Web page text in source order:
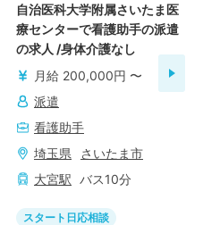
自治医科大学附属さいたま医
療センターで看護助手の派遣
の求人 /身体介護なし
月給 200,000円 〜
派遣
看護助手
埼玉県
さいたま市
大宮駅 バス10分
スタート日応相談